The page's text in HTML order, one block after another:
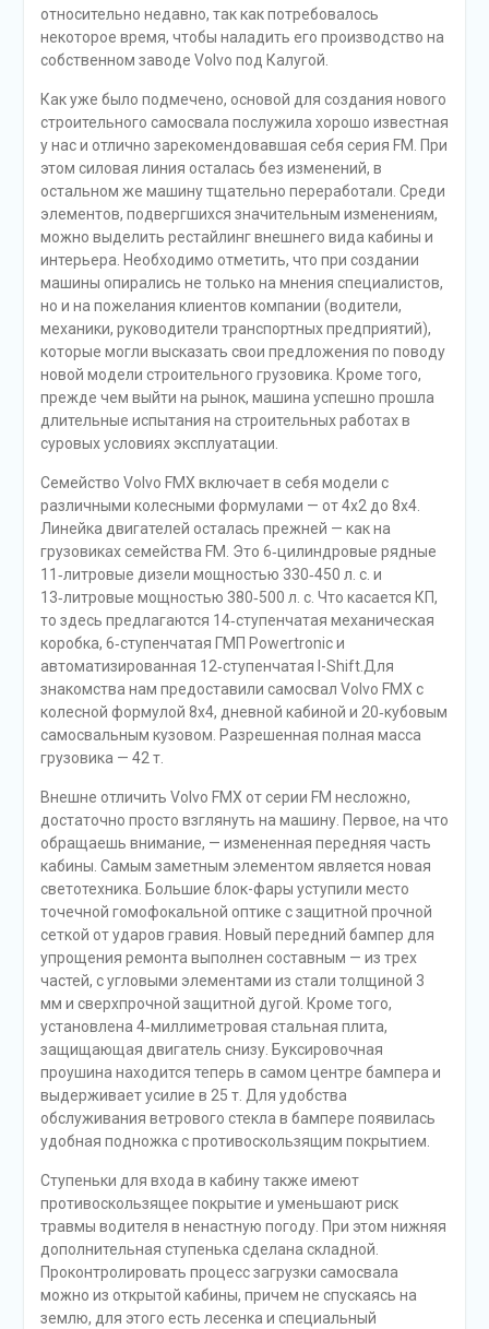
относительно недавно, так как потребовалось
некоторое время, чтобы наладить его производство на
собственном заводе Volvo под Калугой.
Как уже было подмечено, основой для создания нового
строительного самосвала послужила хорошо известная
у нас и отлично зарекомендовавшая себя серия FM. При
этом силовая линия осталась без изменений, в
остальном же машину тщательно переработали. Среди
элементов, подвергшихся значительным изменениям,
можно выделить рестайлинг внешнего вида кабины и
интерьера. Необходимо отметить, что при создании
машины опирались не только на мнения специалистов,
но и на пожелания клиентов компании (водители,
механики, руководители транспортных предприятий),
которые могли высказать свои предложения по поводу
новой модели строительного грузовика. Кроме того,
прежде чем выйти на рынок, машина успешно прошла
длительные испытания на строительных работах в
суровых условиях эксплуатации.
Семейство Volvo FMX включает в себя модели с
различными колесными формулами — от 4х2 до 8х4.
Линейка двигателей осталась прежней — как на
грузовиках семейства FM. Это 6‑цилиндровые рядные
11‑литровые дизели мощностью 330‑450 л. с. и
13‑литровые мощностью 380‑500 л. с. Что касается КП,
то здесь предлагаются 14‑ступенчатая механическая
коробка, 6‑ступенчатая ГМП Powertronic и
автоматизированная 12‑ступенчатая I-Shift.Для
знакомства нам предоставили самосвал Volvo FMX с
колесной формулой 8х4, дневной кабиной и 20‑кубовым
самосвальным кузовом. Разрешенная полная масса
грузовика — 42 т.
Внешне отличить Volvo FMX от серии FM несложно,
достаточно просто взглянуть на машину. Первое, на что
обращаешь внимание, — измененная передняя часть
кабины. Самым заметным элементом является новая
светотехника. Большие блок-фары уступили место
точечной гомофокальной оптике с защитной прочной
сеткой от ударов гравия. Новый передний бампер для
упрощения ремонта выполнен составным — из трех
частей, с угловыми элементами из стали толщиной 3
мм и сверхпрочной защитной дугой. Кроме того,
установлена 4‑миллиметровая стальная плита,
защищающая двигатель снизу. Буксировочная
проушина находится теперь в самом центре бампера и
выдерживает усилие в 25 т. Для удобства
обслуживания ветрового стекла в бампере появилась
удобная подножка с противоскользящим покрытием.
Ступеньки для входа в кабину также имеют
противоскользящее покрытие и уменьшают риск
травмы водителя в ненастную погоду. При этом нижняя
дополнительная ступенька сделана складной.
Проконтролировать процесс загрузки самосвала
можно из открытой кабины, причем не спускаясь на
землю, для этого есть лесенка и специальный